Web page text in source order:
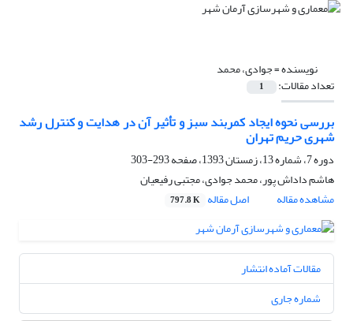
نویسنده =جوادی، محمد
تعداد مقالات: 1
بررسی نحوه ایجاد کمربند سبز و تأثیر آن در هدایت و کنترل رشد
شهری حریم تهران
دوره 7، شماره 13، زمستان 1393، صفحه
293-303
هاشم داداش پور، محمد جوادی، مجتبی رفیعیان
مشاهده مقاله
اصل مقاله 797.8 K
مقالات آماده انتشار
شماره جاری